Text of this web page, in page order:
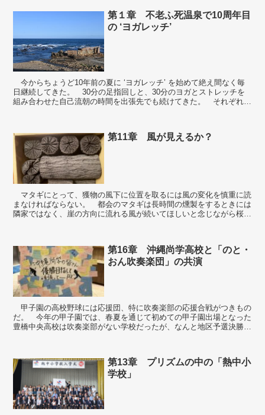
第１章 不老ふ死温泉で10周年目
の ‘ヨガレッチ’
今からちょうど10年前の夏に ‘ヨガレッチ’ を始めて絶え間なく毎
日継続してきた。 30分の足指回しと、30分のヨガとストレッチを
組み合わせた自己流朝の時間を出張先でも続けてきた。 それぞれの
第11章 風が見えるか？
マタギにとって、獲物の風下に位置を取るには風の変化を慎重に読
まなければならない。 都会のマタギは長時間の燻製をするときには
隣家ではなく、崖の方向に流れる風が続いてほしいと念じながら桜の
第16章 沖縄尚学高校と「のと・
おん吹奏楽団」の共演
甲子園の高校野球には応援団、特に吹奏楽部の応援合戦がつきもの
だ。 今年の甲子園では、春夏を通じて初めての甲子園出場となった
豊橋中央高校は吹奏楽部がない学校だったが、なんと地区予選決勝で
第13章 プリズムの中の「熱中小
学校」